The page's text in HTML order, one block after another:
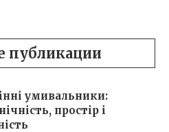
публикации
умивальники:
простір і